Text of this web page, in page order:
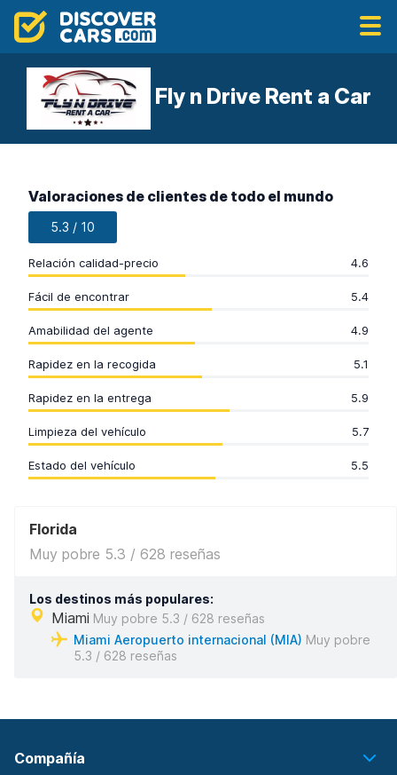
Fly n Drive Rent a Car
Valoraciones de clientes de todo el mundo
5.3 / 10
Relación calidad-precio 4.6
Fácil de encontrar 5.4
Amabilidad del agente 4.9
Rapidez en la recogida 5.1
Rapidez en la entrega 5.9
Limpieza del vehículo 5.7
Estado del vehículo 5.5
Florida
Muy pobre 5.3 / 628 reseñas
Los destinos más populares:
Miami Muy pobre 5.3 / 628 reseñas
Miami Aeropuerto internacional (MIA) Muy pobre
5.3 / 628 reseñas
Compañía